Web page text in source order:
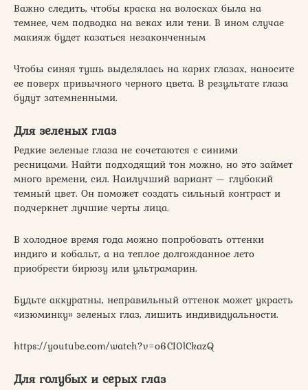
Важно следить, чтобы краска на волосках была на
темнее, чем подводка на веках или тени. В ином случае
макияж будет казаться незаконченным
Чтобы синяя тушь выделялась на карих глазах, наносите
ее поверх привычного черного цвета. В результате глаза
будут затемненными.
Для зеленых глаз
Редкие зеленые глаза не сочетаются с синими
ресницами. Найти подходящий тон можно, но это займет
много времени, сил. Наилучший вариант — глубокий
темный цвет. Он поможет создать сильный контраст и
подчеркнет лучшие черты лица.
В холодное время года можно попробовать оттенки
индиго и кобальт, а на теплое долгожданное лето
приобрести бирюзу или ультрамарин.
Будьте аккуратны, неправильный оттенок может украсть
«изюминку» зеленых глаз, лишить индивидуальности.
https://youtube.com/watch?v=o6CI0lCkazQ
Для голубых и серых глаз